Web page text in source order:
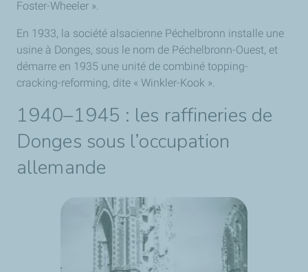
Foster-Wheeler ».
En 1933, la société alsacienne Péchelbronn installe une
usine à Donges, sous le nom de Péchelbronn-Ouest, et
démarre en 1935 une unité de combiné topping-
cracking-reforming, dite « Winkler-Kook ».
1940–1945 : les raffineries de
Donges sous l’occupation
allemande